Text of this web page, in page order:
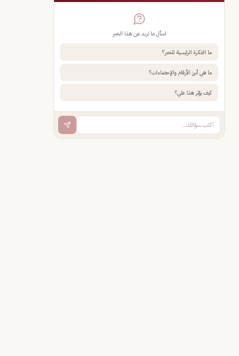
اسأل ما تريد عن هذا الخبر
ما الفكرة الرئيسية للخبر؟
ما هي أبرز الأرقام والإحصاءات؟
كيف يؤثر هذا علي؟